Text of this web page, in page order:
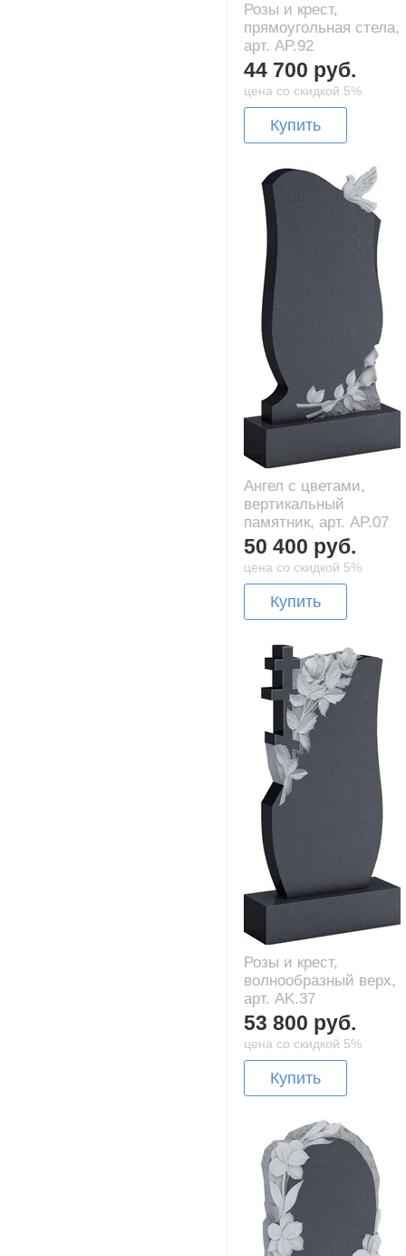
Розы и крест,
прямоугольная стела,
арт. AP.92
44 700 руб.
цена со скидкой 5%
Купить
Ангел с цветами,
вертикальный
памятник, арт. AP.07
50 400 руб.
цена со скидкой 5%
Купить
Розы и крест,
волнообразный верх,
арт. AK.37
53 800 руб.
цена со скидкой 5%
Купить